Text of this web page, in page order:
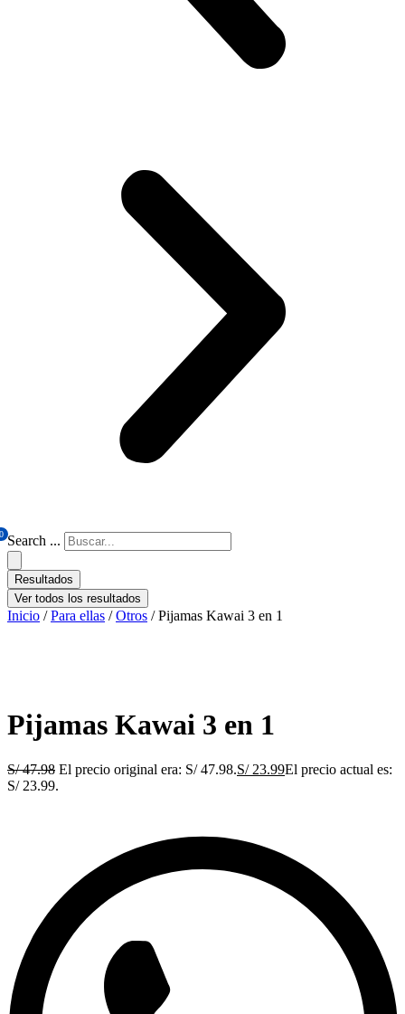
0 Search ...
Resultados
Ver todos los resultados
Inicio /Para ellas /Otros / Pijamas Kawai 3 en 1
Pijamas Kawai 3 en 1
S/47.98 El precio original era: S/ 47.98.S/23.99El precio actual es:
S/ 23.99.